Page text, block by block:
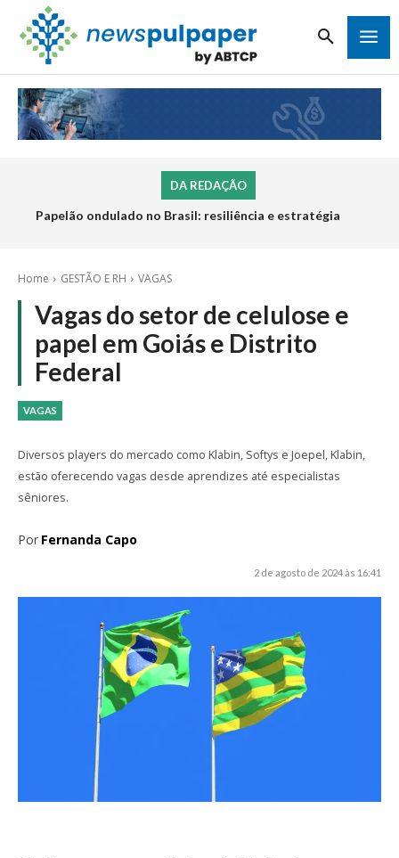
DA REDAÇÃO
Papelão ondulado no Brasil: resiliência e estratégia
Home GESTÃO E RH VAGAS
Vagas do setor de celulose e
papel em Goiás e Distrito
Federal
VAGAS
Diversos players do mercado como Klabin, Softys e Joepel, Klabin,
estão oferecendo vagas desde aprendizes até especialistas
sêniores.
Por Fernanda Capo
2 de agosto de 2024 às 16:41